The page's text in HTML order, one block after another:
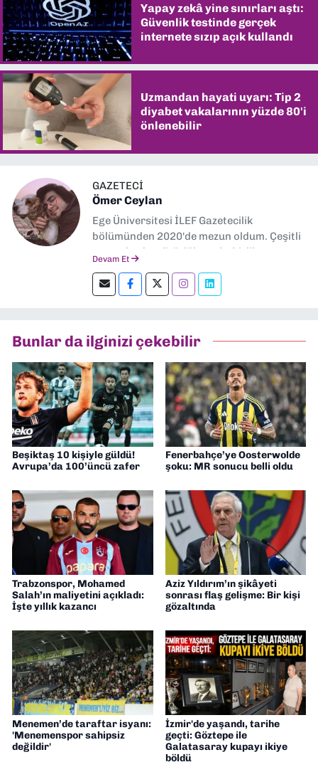
Yapay zekâ yine sınırları aştı:
Güvenlik testinde gerçek
internete sızıp açık kullandı
Uzmandan hayati uyarı: Tip 2
diyabet vakalarının yüzde 80'i
önlenebilir
GAZETECİ
Ömer Ceylan
Ege Üniversitesi İLEF Gazetecilik
bölümünden 2020'de mezun oldum. Çeşitli
gazetelerde editörlük, muhabirlik yaptım.
editörlük yapıyorum.
Devam Et
Bunlar da ilginizi çekebilir
Beşiktaş 10 kişiyle güldü!
Avrupa’da 100’üncü zafer
Fenerbahçe’ye Oosterwolde
şoku: MR sonucu belli oldu
Trabzonspor, Mohamed
Salah’ın maliyetini açıkladı:
İşte yıllık kazancı
Aziz Yıldırım’ın şikâyeti
sonrası flaş gelişme: Bir kişi
gözaltında
Menemen’de taraftar isyanı:
'Menemenspor sahipsiz
değildir'
İzmir'de yaşandı, tarihe
geçti: Göztepe ile
Galatasaray kupayı ikiye
böldü